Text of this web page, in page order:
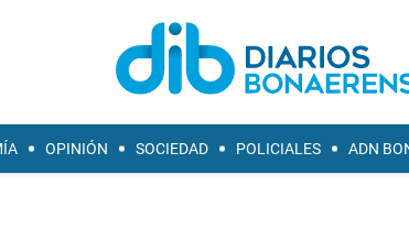
OPINIÓN SOCIEDAD POLICIALES ADN